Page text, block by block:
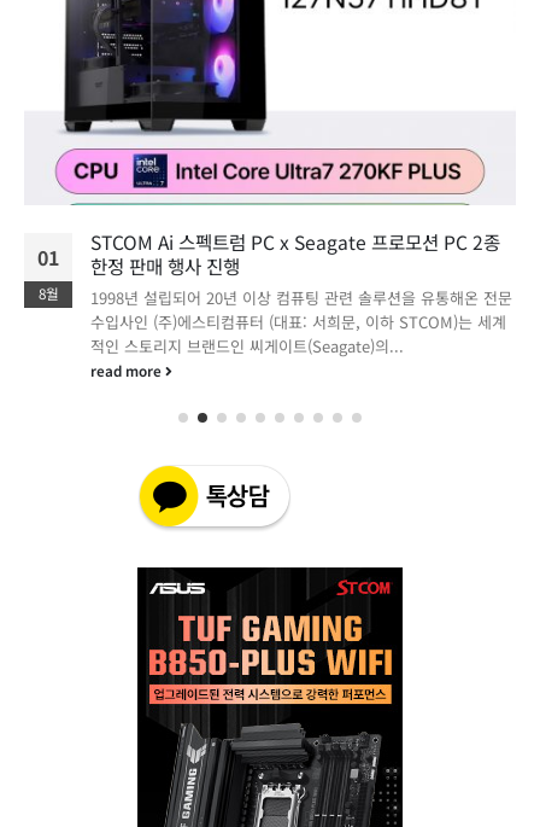
01
8월
STCOM Ai 스펙트럼 PC x Seagate 프로모션 PC 2종
한정 판매 행사 진행
1998년 설립되어 20년 이상 컴퓨팅 관련 솔루션을 유통해온 전문
수입사인 (주)에스티컴퓨터 (대표: 서희문, 이하 STCOM)는 세계
적인 스토리지 브랜드인 씨게이트(Seagate)의...
read more